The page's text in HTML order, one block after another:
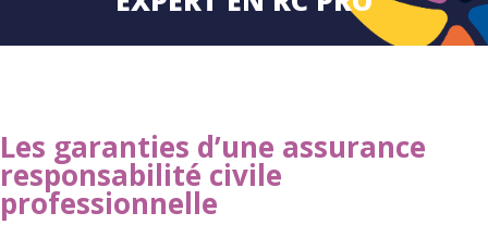
Les garanties d’une assurance
responsabilité civile
professionnelle